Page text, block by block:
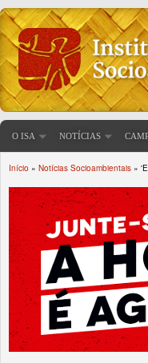
O ISA NOTÍCIAS
Início » Notícias Socioambientais »